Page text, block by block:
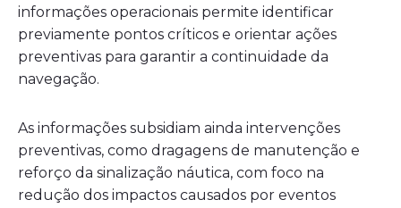
informações operacionais permite identificar
previamente pontos críticos e orientar ações
preventivas para garantir a continuidade da
navegação.
As informações subsidiam ainda intervenções
preventivas, como dragagens de manutenção e
reforço da sinalização náutica, com foco na
redução dos impactos causados por eventos